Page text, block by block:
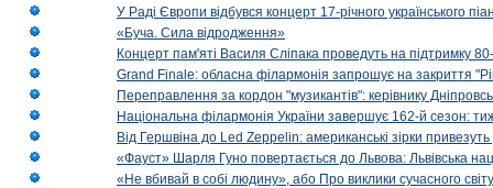
У Раді Європи відбувся концерт 17-річного українського
«Буча. Сила відродження»
Концерт пам'яті Василя Сліпака проведуть на підтримку
Grand Finale: обласна філармонія запрошує на закриття
Переправлення за кордон "музикантів": керівнику
Національна філармонія України завершує 162-й сезон:
Від Гершвіна до Led Zeppelin: американські зірки
«Фауст» Шарля Гуно повертається до Львова: Львівська
«Не вбивай в собі людину», або Про виклики сучасного світу